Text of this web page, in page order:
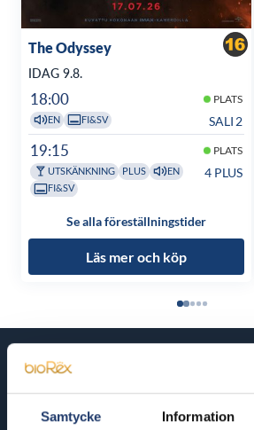
Samtycke Information
The Odyssey
IDAG 9.8.
18:00 PLATS
EN FI&SV SALI 2
19:15 PLATS
UTSKÄNKNING PLUS
EN
FI&SV
4 PLUS
Se alla föreställningstider
Läs mer och köp
Kommande filmer